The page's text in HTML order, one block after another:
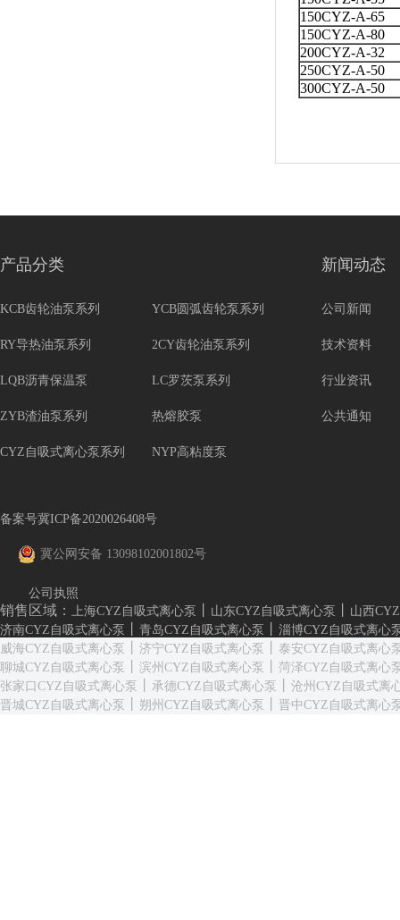
150CYZ-A-65
150CYZ-A-80
200CYZ-A-32
250CYZ-A-50
300CYZ-A-50
产品分类
KCB齿轮油泵系列 YCB圆弧齿轮泵系列
RY导热油泵系列 2CY齿轮油泵系列
LQB沥青保温泵 LC罗茨泵系列
ZYB渣油泵系列 热熔胶泵
CYZ自吸式离心泵系列 NYP高粘度泵
备案号冀ICP备2020026408号
冀公网安备 13098102001802号
公司执照
新闻动态
公司新闻
技术资料
行业资讯
公共通知
销售区域： 上海CYZ自吸式离心泵 山东CYZ自吸式离心泵
山西
济南CYZ自吸式离心泵
青岛CYZ自吸式离心泵
淄博CYZ自吸式离心
威海CYZ自吸式离心泵
济宁CYZ自吸式离心泵
泰安CYZ自吸式离心
聊城CYZ自吸式离心泵
滨州CYZ自吸式离心泵
菏泽CYZ自吸式离心
张家口CYZ自吸式离心泵
承德CYZ自吸式离心泵
沧州CYZ自吸式离
晋城CYZ自吸式离心泵
朔州CYZ自吸式离心泵 晋中CYZ自吸式离心